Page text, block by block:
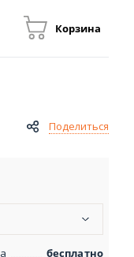
Корзина
Поделиться
бесплатно